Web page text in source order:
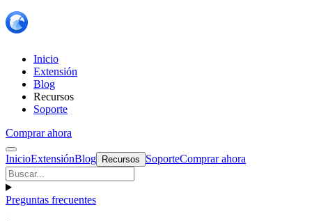
Inicio
Extensión
Blog
Recursos
Soporte
Comprar ahora
InicioExtensiónBlog Recursos SoporteComprar ahora
Preguntas frecuentes